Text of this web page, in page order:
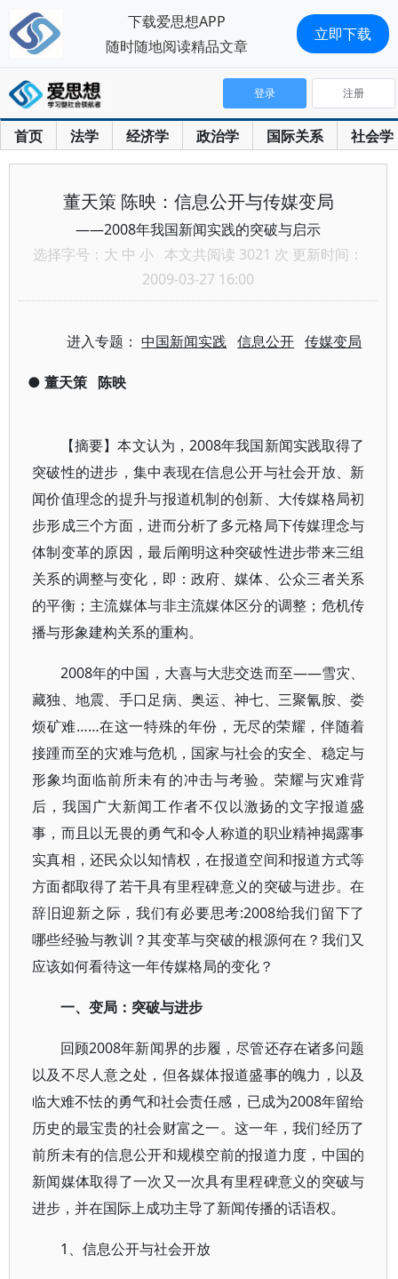
首页 法学 经济学 政治学 国际关系 社会学
登录 注册
董天策 陈映：信息公开与传媒变局
——2008年我国新闻实践的突破与启示
选择字号： 大 中 小 本文共阅读 3021 次 更新时间：
2009-03-27 16:00
进入专题：中国新闻实践 信息公开 传媒变局
● 董天策 陈映
【摘要】本文认为，2008年我国新闻实践取得了
突破性的进步，集中表现在信息公开与社会开放、新
闻价值理念的提升与报道机制的创新、大传媒格局初
步形成三个方面，进而分析了多元格局下传媒理念与
体制变革的原因，最后阐明这种突破性进步带来三组
关系的调整与变化，即：政府、媒体、公众三者关系
的平衡；主流媒体与非主流媒体区分的调整；危机传
播与形象建构关系的重构。
2008年的中国，大喜与大悲交迭而至——雪灾、
藏独、地震、手口足病、奥运、神七、三聚氰胺、娄
烦矿难……在这一特殊的年份，无尽的荣耀，伴随着
接踵而至的灾难与危机，国家与社会的安全、稳定与
形象均面临前所未有的冲击与考验。荣耀与灾难背
后，我国广大新闻工作者不仅以激扬的文字报道盛
事，而且以无畏的勇气和令人称道的职业精神揭露事
实真相，还民众以知情权，在报道空间和报道方式等
方面都取得了若干具有里程碑意义的突破与进步。在
辞旧迎新之际，我们有必要思考:2008给我们留下了
哪些经验与教训？其变革与突破的根源何在？我们又
应该如何看待这一年传媒格局的变化？
一、变局：突破与进步
回顾2008年新闻界的步履，尽管还存在诸多问题
以及不尽人意之处，但各媒体报道盛事的魄力，以及
临大难不怯的勇气和社会责任感，已成为2008年留给
历史的最宝贵的社会财富之一。这一年，我们经历了
前所未有的信息公开和规模空前的报道力度，中国的
新闻媒体取得了一次又一次具有里程碑意义的突破与
进步，并在国际上成功主导了新闻传播的话语权。
1、信息公开与社会开放
下载爱思想APP
随时随地阅读精品文章
立即下载